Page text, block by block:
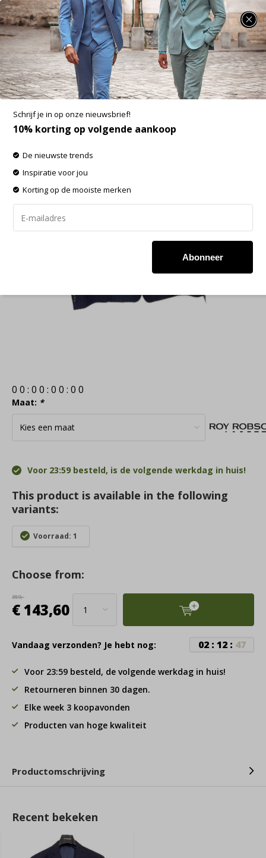
SUMMER SALE: 25% t/m 50% korting op heel veel zomerse items!
Roy Robson Kostuum Streep Navy Blauw
(07146 - 218)
Aan verlanglijst toevoegen
0 0 : 0 0 : 0 0 : 0 0
Maat: *
Voor 23:59 besteld, is de volgende werkdag in huis!
This product is available in the following
variants:
Voorraad: 1
Choose from:
359,-
€ 143,60
Vandaag verzonden? Je hebt nog: 02: 12: 47
Voor 23:59 besteld, de volgende werkdag in huis!
Retourneren binnen 30 dagen.
Elke week 3 koopavonden
Producten van hoge kwaliteit
Productomschrijving
Recent bekeken
Schrijf je in op onze nieuwsbrief!
10% korting op volgende aankoop
De nieuwste trends
Inspiratie voor jou
Korting op de mooiste merken
Abonneer